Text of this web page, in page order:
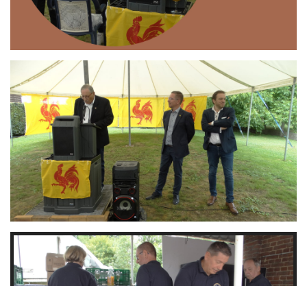
Branding
ARMCHAIR
Branding
ARMCHAIR